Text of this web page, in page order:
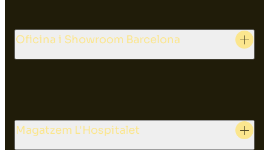
Oficina i Showroom Barcelona
Magatzem L'Hospitalet